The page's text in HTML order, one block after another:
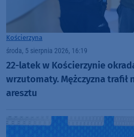
Kościerzyna
środa, 5 sierpnia 2026, 16:19
22-latek w Kościerzynie
wrzutomaty. Mężczyzna trafił
aresztu